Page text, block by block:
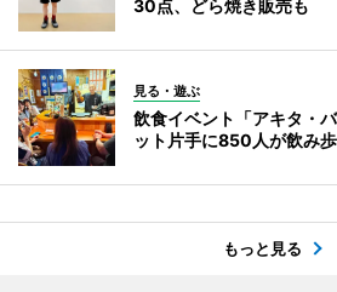
30点、どら焼き販売も
見る・遊ぶ
飲食イベント「アキタ・
ット片手に850人が飲み
もっと見る